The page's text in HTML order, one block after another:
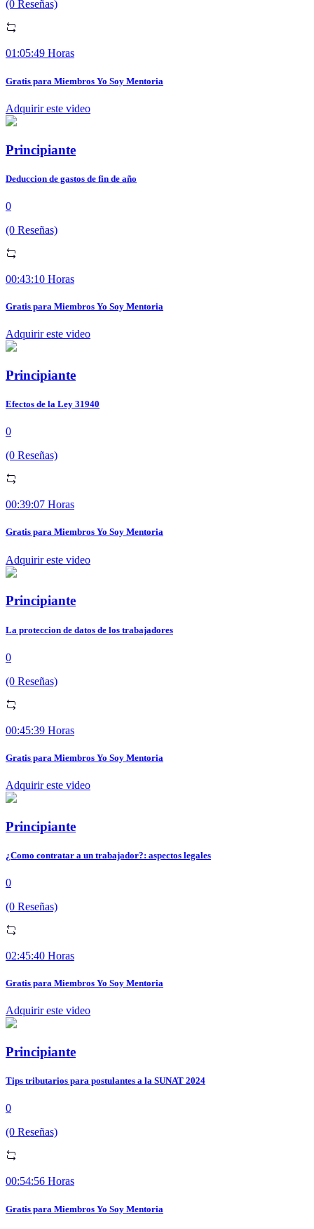
(0 Reseñas)
01:05:49 Horas
Gratis para Miembros Yo Soy Mentoria
Adquirir este video
Principiante
Deduccion de gastos de fin de año
0
(0 Reseñas)
00:43:10 Horas
Gratis para Miembros Yo Soy Mentoria
Adquirir este video
Principiante
Efectos de la Ley 31940
0
(0 Reseñas)
00:39:07 Horas
Gratis para Miembros Yo Soy Mentoria
Adquirir este video
Principiante
La proteccion de datos de los trabajadores
0
(0 Reseñas)
00:45:39 Horas
Gratis para Miembros Yo Soy Mentoria
Adquirir este video
Principiante
¿Como contratar a un trabajador?: aspectos legales
0
(0 Reseñas)
02:45:40 Horas
Gratis para Miembros Yo Soy Mentoria
Adquirir este video
Principiante
Tips tributarios para postulantes a la SUNAT 2024
0
(0 Reseñas)
00:54:56 Horas
Gratis para Miembros Yo Soy Mentoria